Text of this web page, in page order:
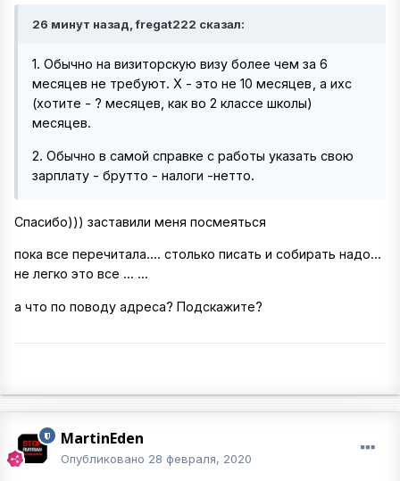
26 минут назад, fregat222 сказал:
1. Обычно на визиторскую визу более чем за 6
месяцев не требуют. Х - это не 10 месяцев , а ихс
(хотите - ? месяцев, как во 2 классе школы)
месяцев.
2. Обычно в самой справке с работы указать свою
зарплату - брутто - налоги -нетто.
Спасибо))) заставили меня посмеяться
пока все перечитала.... столько писать и собирать надо...
не легко это все ... ...
а что по поводу адреса? Подскажите?
MartinEden
Опубликовано 28 февраля, 2020